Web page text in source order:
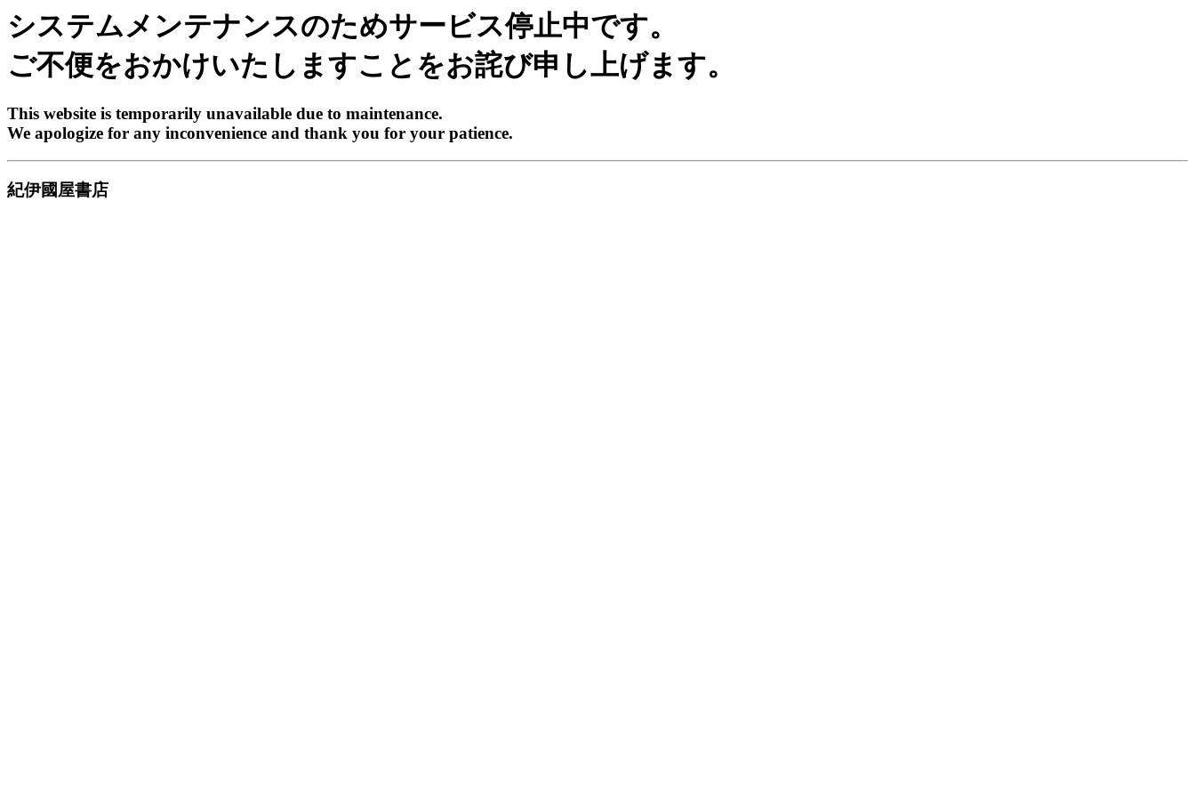
システムメンテナンスのためサービス停止中です。
ご不便をおかけいたしますことをお詫び申し上げます。
This website is temporarily unavailable due to maintenance.
We apologize for any inconvenience and thank you for your patience.
紀伊國屋書店